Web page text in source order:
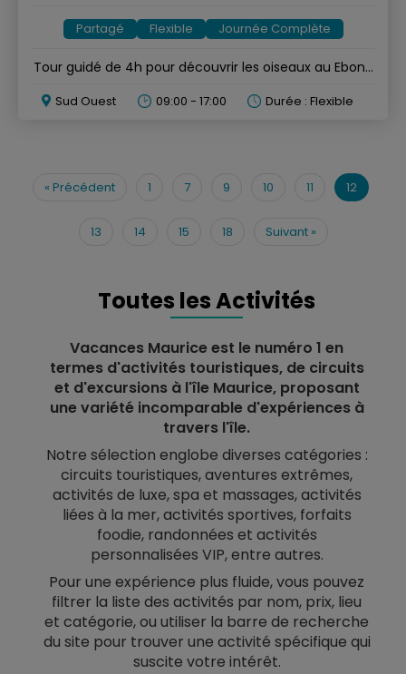
Partagé Flexible Journée Complète
Tour guidé de 4h pour découvrir les oiseaux au Ebony
Sud Ouest 09:00 - 17:00 Durée : Flexible
« Précédent 1 7 9 10 11 12
13 14 15 18 Suivant »
Toutes les Activités
Vacances Maurice est le numéro 1 en
termes d'activités touristiques, de circuits
et d'excursions à l'île Maurice, proposant
une variété incomparable d'expériences à
travers l'île.
Notre sélection englobe diverses catégories :
circuits touristiques, aventures extrêmes,
activités de luxe, spa et massages, activités
liées à la mer, activités sportives, forfaits
foodie, randonnées et activités
personnalisées VIP, entre autres.
Pour une expérience plus fluide, vous pouvez
filtrer la liste des activités par nom, prix, lieu
et catégorie, ou utiliser la barre de recherche
du site pour trouver une activité spécifique qui
suscite votre intérêt.